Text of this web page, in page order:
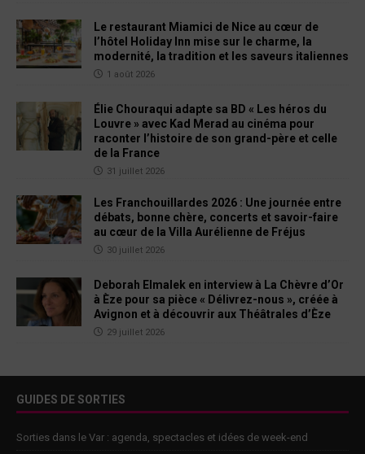
Le restaurant Miamici de Nice au cœur de
l’hôtel Holiday Inn mise sur le charme, la
modernité, la tradition et les saveurs italiennes
1 août 2026
Élie Chouraqui adapte sa BD « Les héros du
Louvre » avec Kad Merad au cinéma pour
raconter l’histoire de son grand-père et celle
de la France
31 juillet 2026
Les Franchouillardes 2026 : Une journée entre
débats, bonne chère, concerts et savoir-faire
au cœur de la Villa Aurélienne de Fréjus
30 juillet 2026
Deborah Elmalek en interview à La Chèvre d’Or
à Èze pour sa pièce « Délivrez-nous », créée à
Avignon et à découvrir aux Théâtrales d’Èze
29 juillet 2026
GUIDES DE SORTIES
Sorties dans le Var : agenda, spectacles et idées de week-end